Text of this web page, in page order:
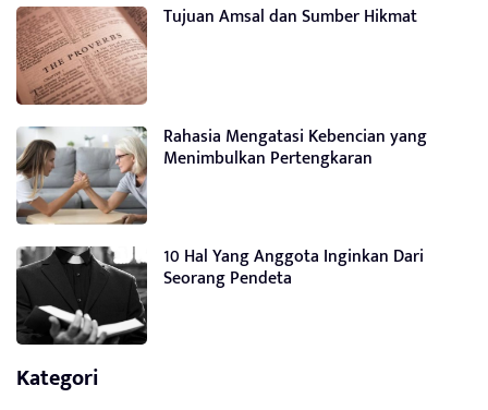
Tujuan Amsal dan Sumber Hikmat
Rahasia Mengatasi Kebencian yang
Menimbulkan Pertengkaran
10 Hal Yang Anggota Inginkan Dari
Seorang Pendeta
Kategori